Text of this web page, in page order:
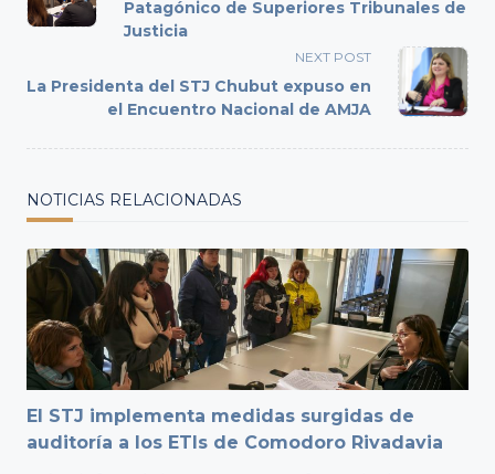
subtitle
screen-
text">Page</span>
Patagónico de Superiores Tribunales de
Justicia
NEXT POST
La Presidenta del STJ Chubut expuso en
el Encuentro Nacional de AMJA
NOTICIAS RELACIONADAS
El STJ implementa medidas surgidas de
auditoría a los ETIs de Comodoro Rivadavia